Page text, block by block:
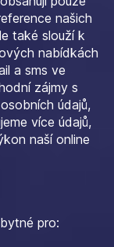
našich
také slouží k
nabídkách
a sms ve
zájmy s
údajů,
více údajů,
naší online
pro: